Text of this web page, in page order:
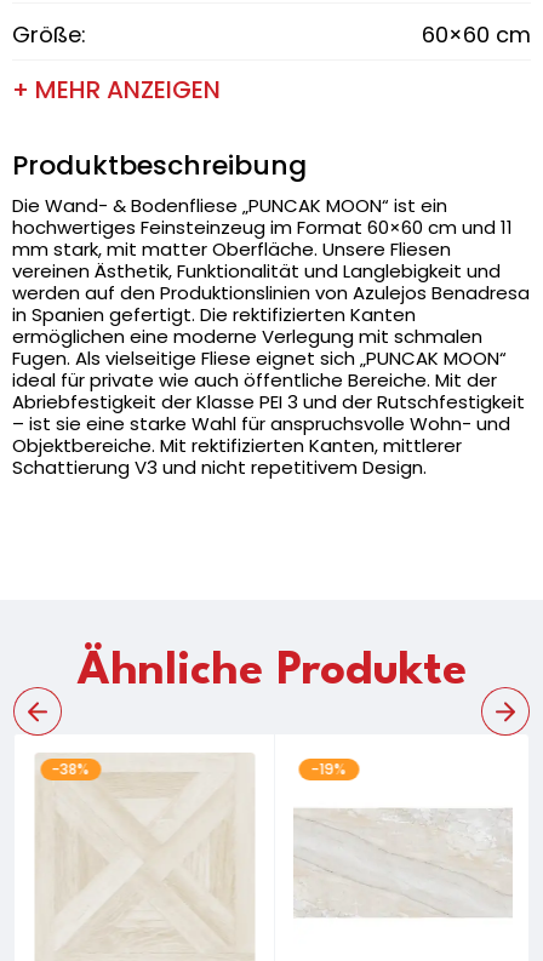
Größe: 60×60 cm
+ MEHR ANZEIGEN
Produktbeschreibung
Die Wand- & Bodenfliese „PUNCAK MOON“ ist ein
hochwertiges Feinsteinzeug im Format 60×60 cm und 11
mm stark, mit matter Oberfläche. Unsere Fliesen
vereinen Ästhetik, Funktionalität und Langlebigkeit und
werden auf den Produktionslinien von Azulejos Benadresa
in Spanien gefertigt. Die rektifizierten Kanten
ermöglichen eine moderne Verlegung mit schmalen
Fugen. Als vielseitige Fliese eignet sich „PUNCAK MOON“
ideal für private wie auch öffentliche Bereiche. Mit der
Abriebfestigkeit der Klasse PEI 3 und der Rutschfestigkeit
– ist sie eine starke Wahl für anspruchsvolle Wohn- und
Objektbereiche. Mit rektifizierten Kanten, mittlerer
Schattierung V3 und nicht repetitivem Design.
Ähnliche Produkte
-38% -19%